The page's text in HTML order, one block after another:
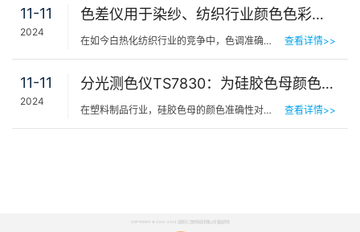
11-11
2024
色差仪用于染纱、纺织行业颜色色彩管理
在如今白热化纺织行业的竞争中，色调准确性和一致性产品的质量至关重要。色差仪作为一种专业的测量仪器，为… 查看详情>>
11-11
2024
分光测色仪TS7830：为硅胶色母颜色测量提供精准方案
在塑料制品行业，硅胶色母的颜色准确性对于产品质量至关重要。为了满足市场对颜色一致性和精确性的要求，分… 查看详情>>
COPYRIGHT © 2002-2024 深圳市三恩时科技有限公司 版权所有